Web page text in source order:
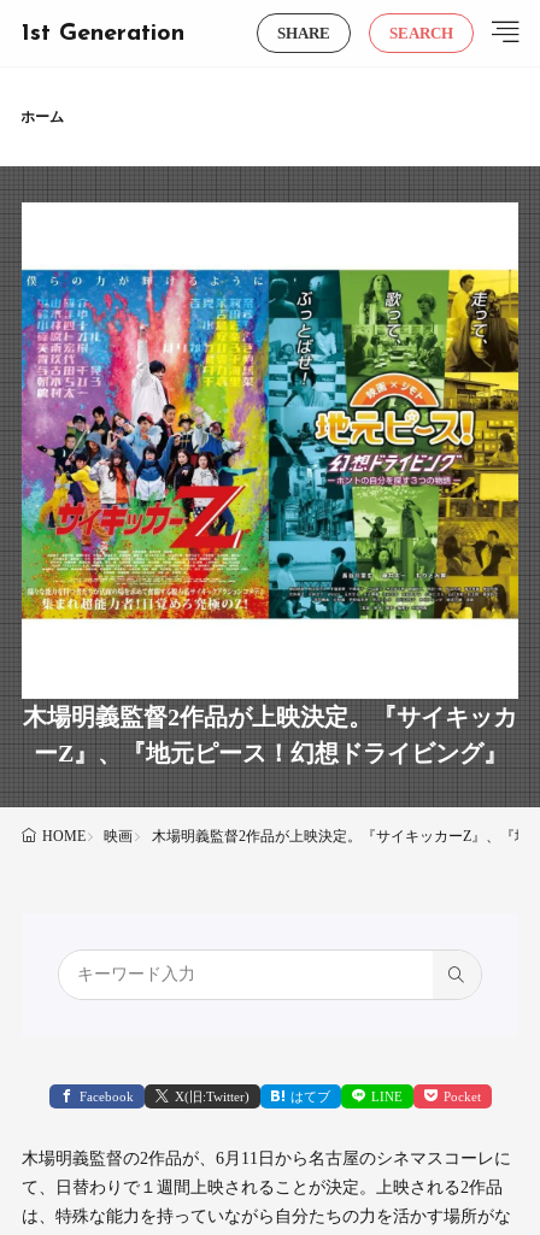
1st Generation SHARE SEARCH
ホーム
木場明義監督2作品が上映決定。『サイキッカ
ーZ』、『地元ピース！幻想ドライビング』
HOME 映画 木場明義監督2作品が上映決定。『サイキッカーZ』、『地
Facebook X(旧:Twitter) はてブ LINE Pocket
木場明義監督の2作品が、6月11日から名古屋のシネマスコーレに
て、日替わりで１週間上映されることが決定。上映される2作品
は、特殊な能力を持っていながら自分たちの力を活かす場所がな